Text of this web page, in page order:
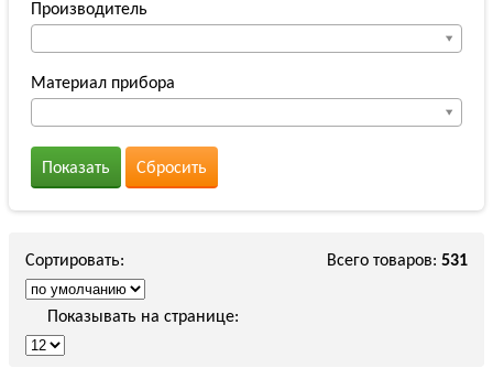
Производитель
Материал прибора
Показать Сбросить
Всего товаров: 531
Сортировать:
Показывать на странице: